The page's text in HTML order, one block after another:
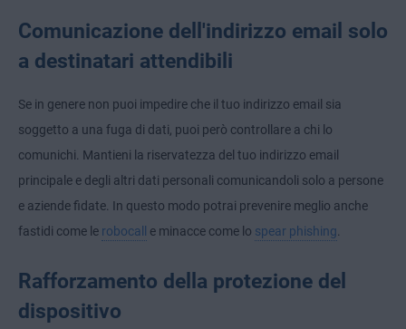
Comunicazione dell'indirizzo email solo
a destinatari attendibili
Se in genere non puoi impedire che il tuo indirizzo email sia
soggetto a una fuga di dati, puoi però controllare a chi lo
comunichi. Mantieni la riservatezza del tuo indirizzo email
principale e degli altri dati personali comunicandoli solo a persone
e aziende fidate. In questo modo potrai prevenire meglio anche
fastidi come le robocall e minacce come lo spear phishing
Rafforzamento della protezione del
dispositivo